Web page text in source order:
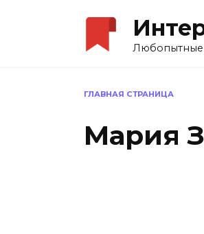
Любопытные
ГЛАВНАЯ СТРАНИЦА
Мария